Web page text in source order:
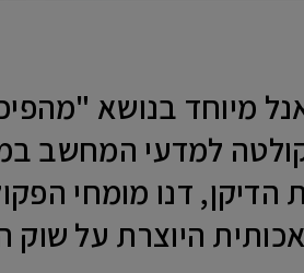
למדעי המחשב
הדיקן, דנו מומחי
היוצרת על שוק